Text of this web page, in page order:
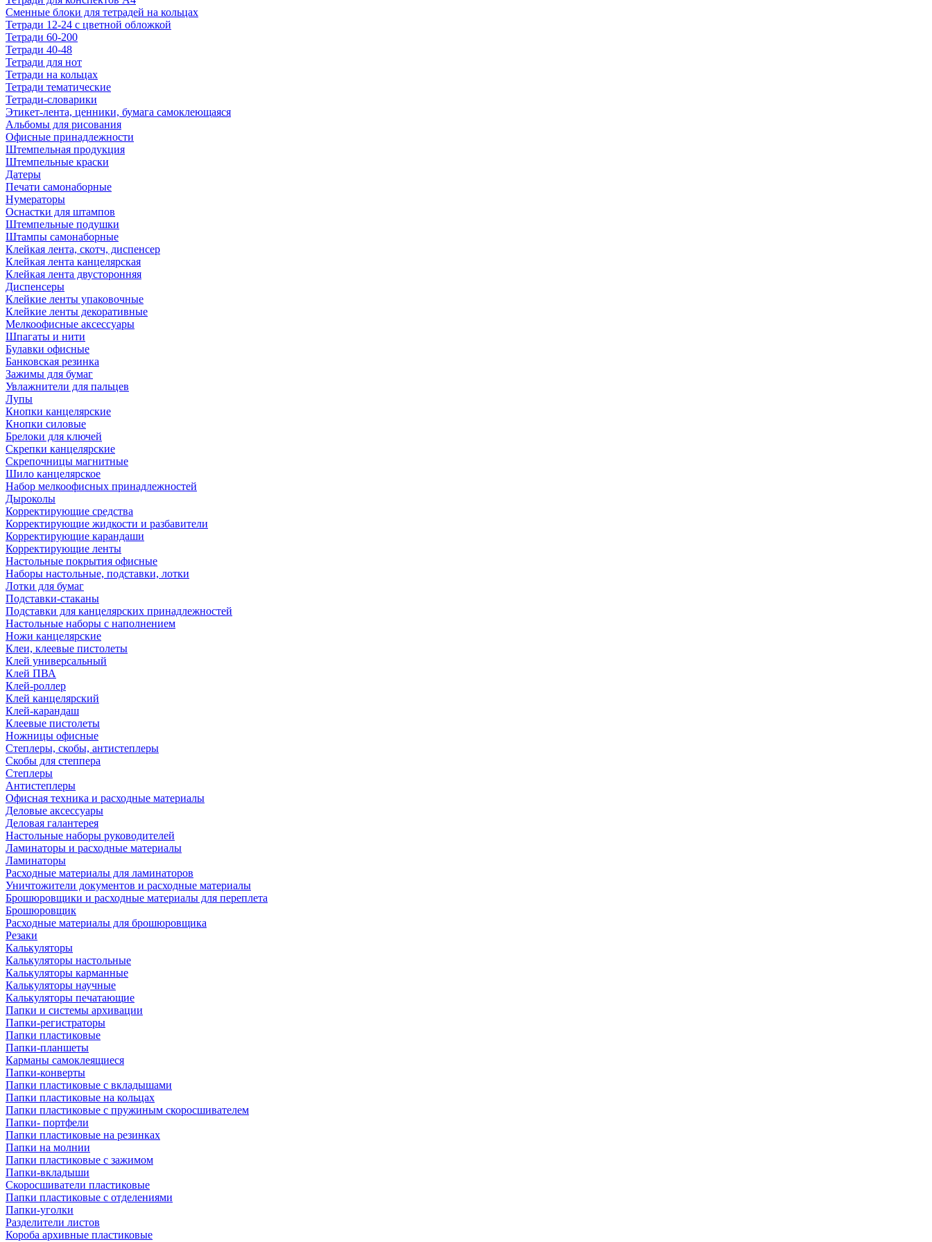
Сменные блоки для тетрадей на кольцах
Тетради 12-24 с цветной обложкой
Тетради 60-200
Тетради 40-48
Тетради для нот
Тетради на кольцах
Тетради тематические
Тетради-словарики
Этикет-лента, ценники, бумага самоклеющаяся
Альбомы для рисования
Офисные принадлежности
Штемпельная продукция
Штемпельные краски
Датеры
Печати самонаборные
Нумераторы
Оснастки для штампов
Штемпельные подушки
Штампы самонаборные
Клейкая лента, скотч, диспенсер
Клейкая лента канцелярская
Клейкая лента двусторонняя
Диспенсеры
Клейкие ленты упаковочные
Клейкие ленты декоративные
Мелкоофисные аксессуары
Шпагаты и нити
Булавки офисные
Банковская резинка
Зажимы для бумаг
Увлажнители для пальцев
Лупы
Кнопки канцелярские
Кнопки силовые
Брелоки для ключей
Скрепки канцелярские
Скрепочницы магнитные
Шило канцелярское
Набор мелкоофисных принадлежностей
Дыроколы
Корректирующие средства
Корректирующие жидкости и разбавители
Корректирующие карандаши
Корректирующие ленты
Настольные покрытия офисные
Наборы настольные, подставки, лотки
Лотки для бумаг
Подставки-стаканы
Подставки для канцелярских принадлежностей
Настольные наборы с наполнением
Ножи канцелярские
Клеи, клеевые пистолеты
Клей универсальный
Клей ПВА
Клей-роллер
Клей канцелярский
Клей-карандаш
Клеевые пистолеты
Ножницы офисные
Степлеры, скобы, антистеплеры
Скобы для степпера
Степлеры
Антистеплеры
Офисная техника и расходные материалы
Деловые аксессуары
Деловая галантерея
Настольные наборы руководителей
Ламинаторы и расходные материалы
Ламинаторы
Расходные материалы для ламинаторов
Уничтожители документов и расходные материалы
Брошюровщики и расходные материалы для переплета
Брошюровщик
Расходные материалы для брошюровщика
Резаки
Калькуляторы
Калькуляторы настольные
Калькуляторы карманные
Калькуляторы научные
Калькуляторы печатающие
Папки и системы архивации
Папки-регистраторы
Папки пластиковые
Папки-планшеты
Карманы самоклеящиеся
Папки-конверты
Папки пластиковые с вкладышами
Папки пластиковые на кольцах
Папки пластиковые с пружиным скоросшивателем
Папки- портфели
Папки пластиковые на резинках
Папки на молнии
Папки пластиковые с зажимом
Папки-вкладыши
Скоросшиватели пластиковые
Папки пластиковые с отделениями
Папки-уголки
Разделители листов
Короба архивные пластиковые